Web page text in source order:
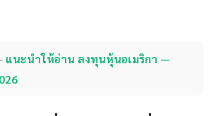
แนะนำให้อ่าน ลงทุนหุ้นอเมริกา —